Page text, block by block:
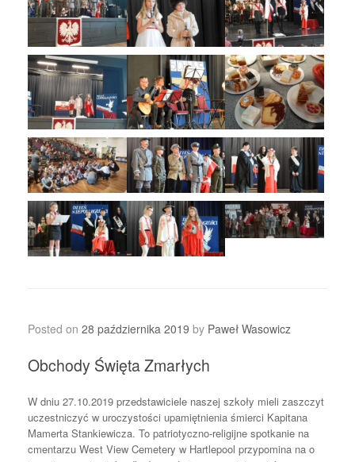
Posted on 28 października 2019 by Paweł Wasowicz
Obchody Święta Zmarłych
W dniu 27.10.2019 przedstawiciele naszej szkoły mieli zaszczyt
uczestniczyć w uroczystości upamiętnienia śmierci Kapitana
Mamerta Stankiewicza. To patriotyczno-religijne spotkanie na
cmentarzu West View Cemetery w Hartlepool przypomina na o